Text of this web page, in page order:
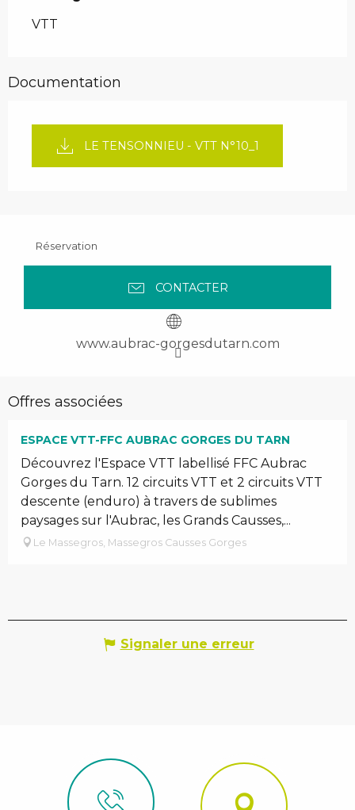
VTT
Documentation
LE TENSONNIEU - VTT N°10_1
Réservation
CONTACTER
www.aubrac-gorgesdutarn.com
Offres associées
ESPACE VTT-FFC AUBRAC GORGES DU TARN
Découvrez l'Espace VTT labellisé FFC Aubrac
Gorges du Tarn. 12 circuits VTT et 2 circuits VTT
descente (enduro) à travers de sublimes
paysages sur l'Aubrac, les Grands Causses,...
Le Massegros, Massegros Causses Gorges
Signaler une erreur